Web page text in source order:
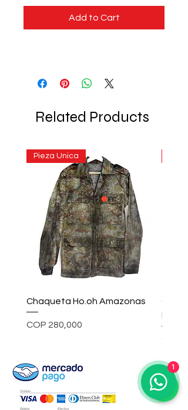
Add to Cart
Related Products
Pieza Unica
Chaqueta Ho.oh Amazonas
Price
COP 280,000
Inkwell
Price
COP
1